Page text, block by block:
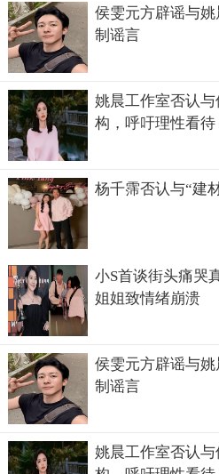
侯雯元方辟谣与
制谣言
姚晨工作室否认
构，呼吁理性看待
杨千霈否认与“建
小S首谈街头痛哭
姐姐致情绪崩溃
侯雯元方辟谣与
制谣言
姚晨工作室否认